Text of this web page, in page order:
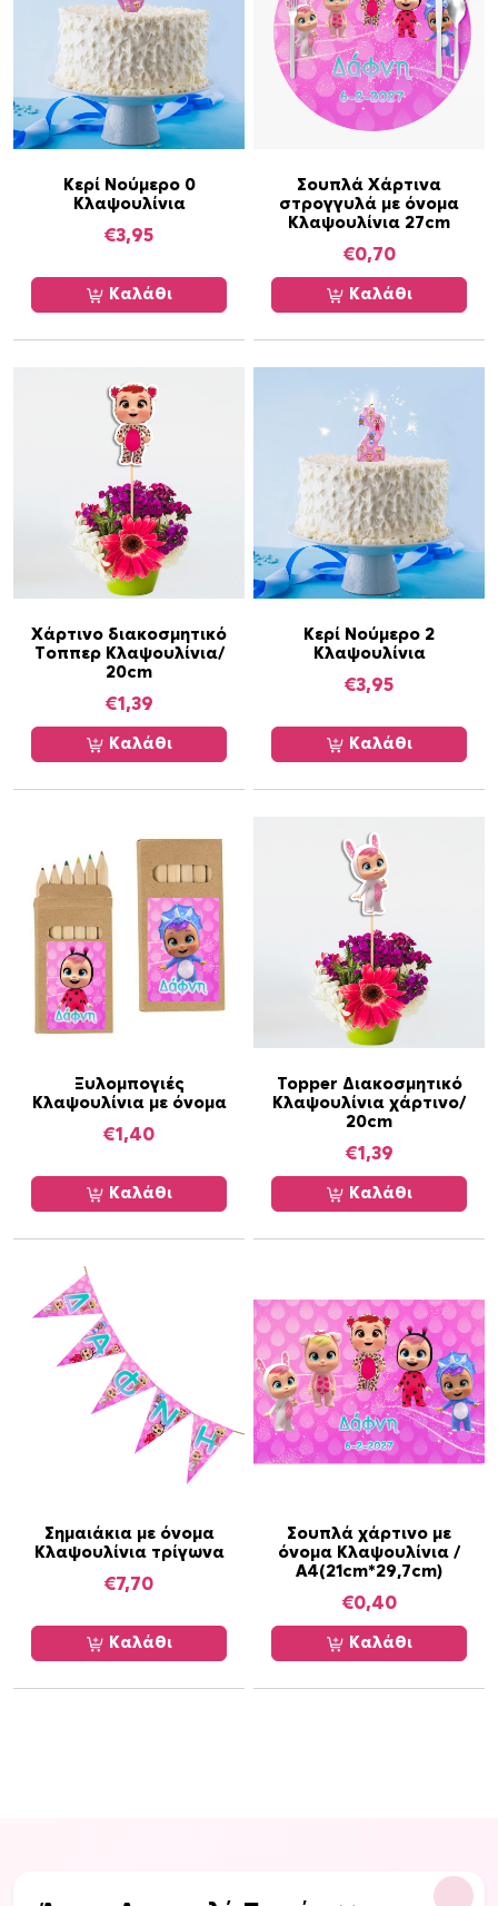
α
Κερί Νούμερο 0
Κλαψουλίνια
€3,95
Καλάθι
Σουπλά Χάρτινα
στρογγυλά με όνομα
Κλαψουλίνια 27cm
€0,70
Καλάθι
Χάρτινο διακοσμητικό
Τοππερ Κλαψουλίνια/
20cm
€1,39
Καλάθι
Κερί Νούμερο 2
Κλαψουλίνια
€3,95
Καλάθι
Ξυλομπογιές
Κλαψουλίνια με όνομα
€1,40
Καλάθι
Topper Διακοσμητικό
Κλαψουλίνια χάρτινο/
20cm
€1,39
Καλάθι
Σημαιάκια με όνομα
Κλαψουλίνια τρίγωνα
€7,70
Καλάθι
Σουπλά χάρτινο με
όνομα Κλαψουλίνια /
Α4(21cm*29,7cm)
€0,40
Καλάθι